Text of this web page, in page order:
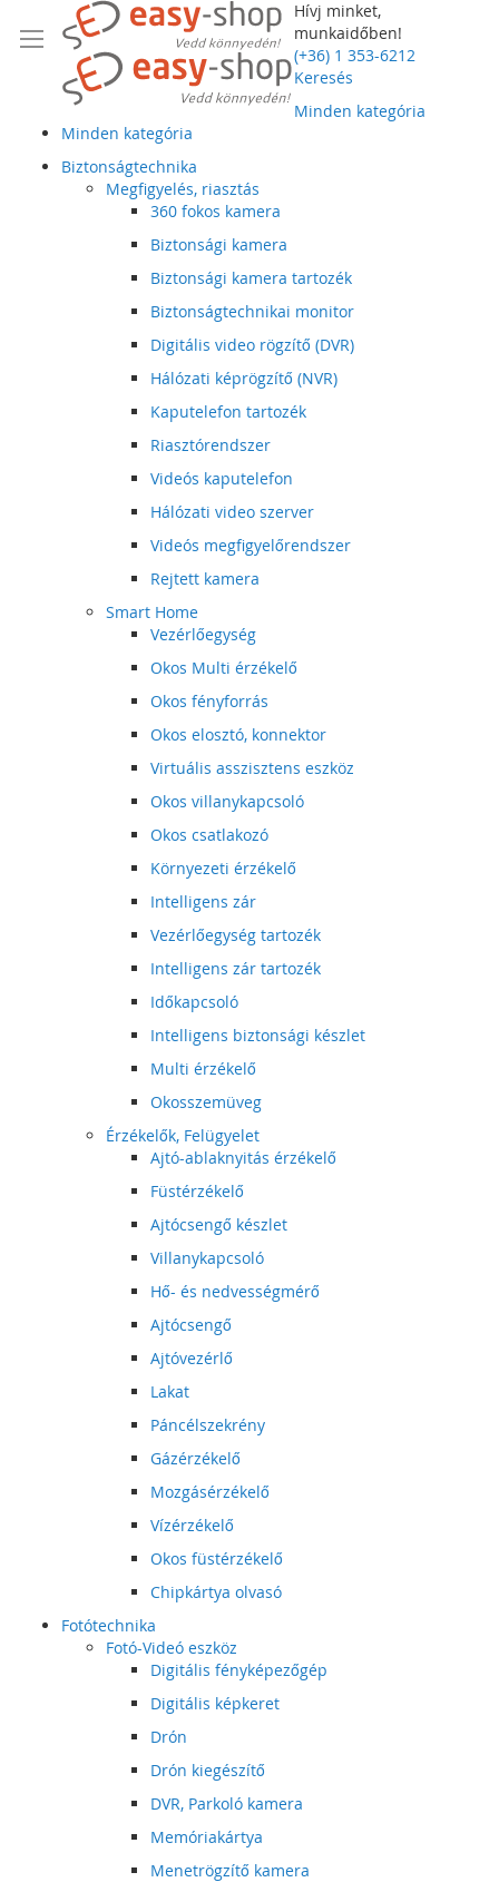
Hívj minket,
munkaidőben!
(+36) 1 353-6212
Keresés
Minden kategória
Minden kategória
Biztonságtechnika
Megfigyelés, riasztás
360 fokos kamera
Biztonsági kamera
Biztonsági kamera tartozék
Biztonságtechnikai monitor
Digitális video rögzítő (DVR)
Hálózati képrögzítő (NVR)
Kaputelefon tartozék
Riasztórendszer
Videós kaputelefon
Hálózati video szerver
Videós megfigyelőrendszer
Rejtett kamera
Smart Home
Vezérlőegység
Okos Multi érzékelő
Okos fényforrás
Okos elosztó, konnektor
Virtuális asszisztens eszköz
Okos villanykapcsoló
Okos csatlakozó
Környezeti érzékelő
Intelligens zár
Vezérlőegység tartozék
Intelligens zár tartozék
Időkapcsoló
Intelligens biztonsági készlet
Multi érzékelő
Okosszemüveg
Érzékelők, Felügyelet
Ajtó-ablaknyitás érzékelő
Füstérzékelő
Ajtócsengő készlet
Villanykapcsoló
Hő- és nedvességmérő
Ajtócsengő
Ajtóvezérlő
Lakat
Páncélszekrény
Gázérzékelő
Mozgásérzékelő
Vízérzékelő
Okos füstérzékelő
Chipkártya olvasó
Fotótechnika
Fotó-Videó eszköz
Digitális fényképezőgép
Digitális képkeret
Drón
Drón kiegészítő
DVR, Parkoló kamera
Memóriakártya
Menetrögzítő kamera